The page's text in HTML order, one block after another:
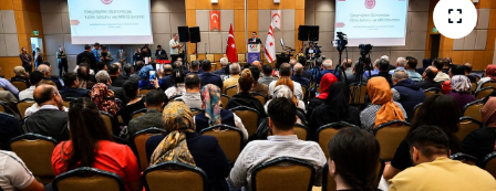
Magazin
Moda
Nöbetçi Eczaneler